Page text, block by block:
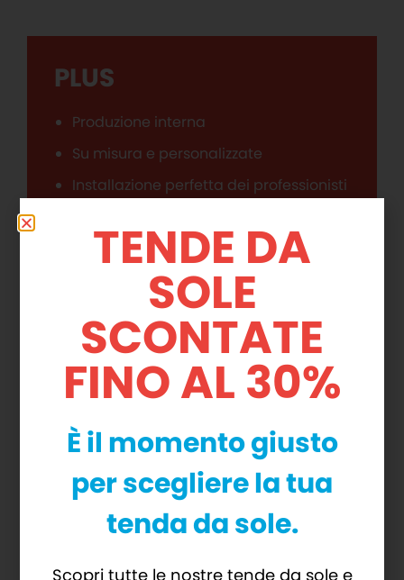
PLUS
Produzione interna
Su misura e personalizzate
Installazione perfetta dei professionisti
Realizza un ambiente in più, sfruttando
gli spazi di balconi e terrazzi
Temperatura interna ottimale
Isolamento acustico
Facile manutenzione e pulizia
Vista panoramica
di abitazioni, strutture ricettive e
TENDE DA
SOLE
SCONTATE
FINO AL 30%
È il momento giusto
per scegliere la tua
tenda da sole.
Scopri tutte le nostre tende da sole e